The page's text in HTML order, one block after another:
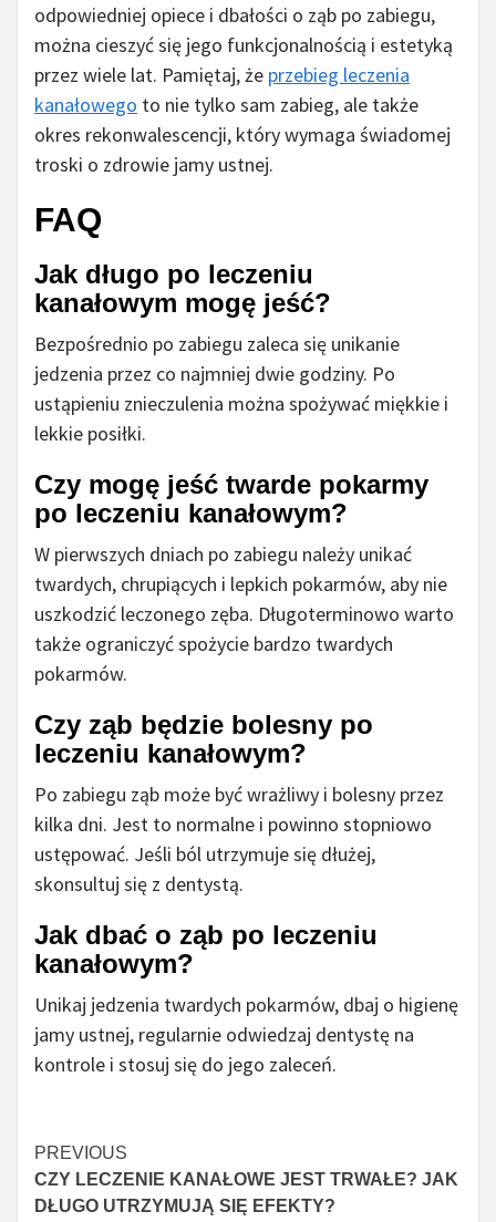
odpowiedniej opiece i dbałości o ząb po zabiegu,
można cieszyć się jego funkcjonalnością i estetyką
przez wiele lat. Pamiętaj, że przebieg leczenia
kanałowego to nie tylko sam zabieg, ale także
okres rekonwalescencji, który wymaga świadomej
troski o zdrowie jamy ustnej.
FAQ
Jak długo po leczeniu
kanałowym mogę jeść?
Bezpośrednio po zabiegu zaleca się unikanie
jedzenia przez co najmniej dwie godziny. Po
ustąpieniu znieczulenia można spożywać miękkie i
lekkie posiłki.
Czy mogę jeść twarde pokarmy
po leczeniu kanałowym?
W pierwszych dniach po zabiegu należy unikać
twardych, chrupiących i lepkich pokarmów, aby nie
uszkodzić leczonego zęba. Długoterminowo warto
także ograniczyć spożycie bardzo twardych
pokarmów.
Czy ząb będzie bolesny po
leczeniu kanałowym?
Po zabiegu ząb może być wrażliwy i bolesny przez
kilka dni. Jest to normalne i powinno stopniowo
ustępować. Jeśli ból utrzymuje się dłużej,
skonsultuj się z dentystą.
Jak dbać o ząb po leczeniu
kanałowym?
Unikaj jedzenia twardych pokarmów, dbaj o higienę
jamy ustnej, regularnie odwiedzaj dentystę na
kontrole i stosuj się do jego zaleceń.
Czytaj
więcej
PREVIOUS
CZY LECZENIE KANAŁOWE JEST TRWAŁE? JAK
DŁUGO UTRZYMUJĄ SIĘ EFEKTY?